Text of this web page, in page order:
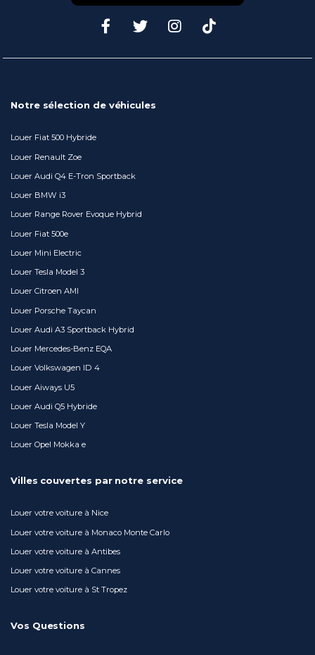
Notre sélection de véhicules
Louer Fiat 500 Hybride
Louer Renault Zoe
Louer Audi Q4 E-Tron Sportback
Louer BMW i3
Louer Range Rover Evoque Hybrid
Louer Fiat 500e
Louer Mini Electric
Louer Tesla Model 3
Louer Citroen AMI
Louer Porsche Taycan
Louer Audi A3 Sportback Hybrid
Louer Mercedes-Benz EQA
Louer Volkswagen ID 4
Louer Aiways U5
Louer Audi Q5 Hybride
Louer Tesla Model Y
Louer Opel Mokka e
Villes couvertes par notre service
Louer votre voiture à Nice
Louer votre voiture à Monaco Monte Carlo
Louer votre voiture à Antibes
Louer votre voiture à Cannes
Louer votre voiture à St Tropez
Vos Questions